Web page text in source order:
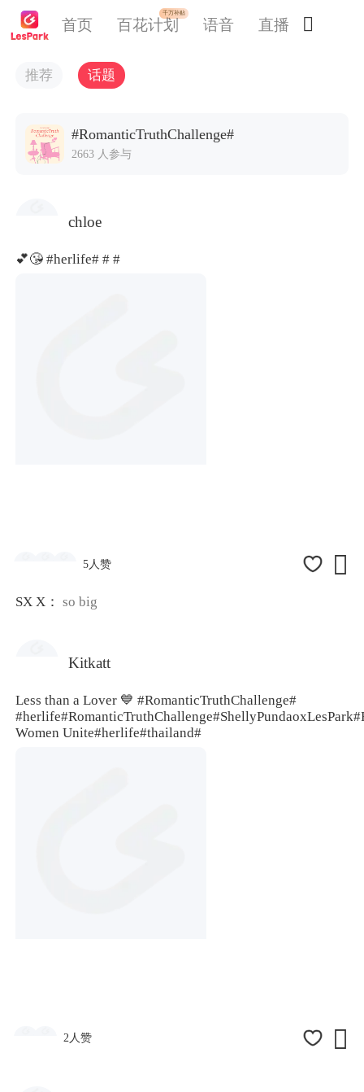
首页
千万补贴
百花计划 语音 直播 
推荐 话题
#RomanticTruthChallenge#
2663 人参与
chloe
💕😘#herlife# # #
5人赞 
SX X：so big
Kitkatt
Less than a Lover 💙#RomanticTruthChallenge#
#herlife#RomanticTruthChallenge#ShellyPundaoxLesPark
Women Unite#herlife#thailand#
2人赞 